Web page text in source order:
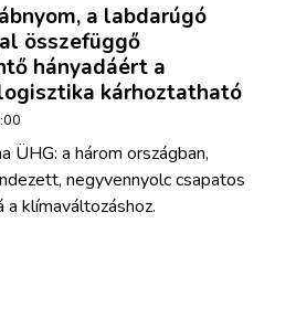
a labdarúgó
összefüggő
hányadáért a
kárhoztatható
ÜHG: a három országban,
negyvennyolc csapatos
a klímaváltozáshoz.